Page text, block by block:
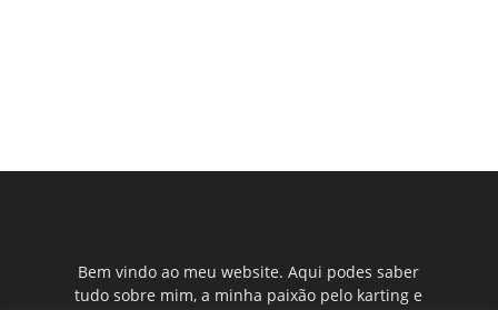
Bem vindo ao meu website. Aqui podes saber
tudo sobre mim, a minha paixão pelo karting e